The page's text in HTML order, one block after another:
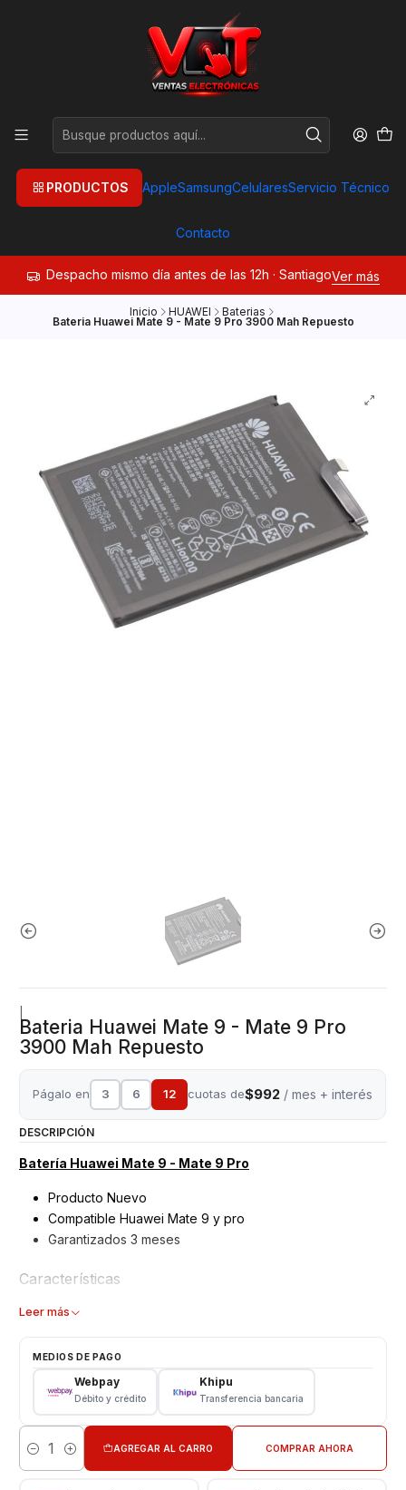
PRODUCTOS AppleSamsungCelularesServicio Técnico
Contacto
Despacho mismo día antes de las 12h · SantiagoVer más
Inicio HUAWEI Baterias
Bateria Huawei Mate 9 - Mate 9 Pro 3900 Mah Repuesto
Bateria Huawei Mate 9 - Mate 9 Pro
3900 Mah Repuesto
Págalo en 3 6 12 cuotas de$992 / mes + interés
DESCRIPCIÓN
Batería Huawei Mate 9 - Mate 9 Pro
Producto Nuevo
Compatible Huawei Mate 9 y pro
Garantizados 3 meses
Características
Batería Huawei de reemplazo
Voltaje: 3.8 v - 14.9wh
📱🔧 Servicio Técnico Especializado en Celulares
En nuestra tienda contamos con técnicos expertos 👨‍💻👩‍💻
Leer más
MEDIOS DE PAGO
Webpay
Débito y crédito
Khipu
Transferencia bancaria
Cantidad
AGREGAR AL CARRO COMPRAR AHORA